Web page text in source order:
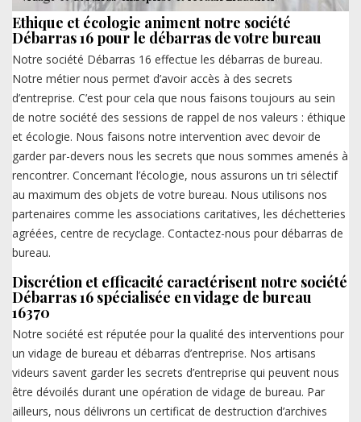
Ethique et écologie animent notre société
Débarras 16 pour le débarras de votre bureau
Notre société Débarras 16 effectue les débarras de bureau.
Notre métier nous permet d’avoir accès à des secrets
d’entreprise. C’est pour cela que nous faisons toujours au sein
de notre société des sessions de rappel de nos valeurs : éthique
et écologie. Nous faisons notre intervention avec devoir de
garder par-devers nous les secrets que nous sommes amenés à
rencontrer. Concernant l’écologie, nous assurons un tri sélectif
au maximum des objets de votre bureau. Nous utilisons nos
partenaires comme les associations caritatives, les déchetteries
agréées, centre de recyclage. Contactez-nous pour débarras de
bureau.
Discrétion et efficacité caractérisent notre société
Débarras 16 spécialisée en vidage de bureau
16370
Notre société est réputée pour la qualité des interventions pour
un vidage de bureau et débarras d’entreprise. Nos artisans
videurs savent garder les secrets d’entreprise qui peuvent nous
être dévoilés durant une opération de vidage de bureau. Par
ailleurs, nous délivrons un certificat de destruction d’archives